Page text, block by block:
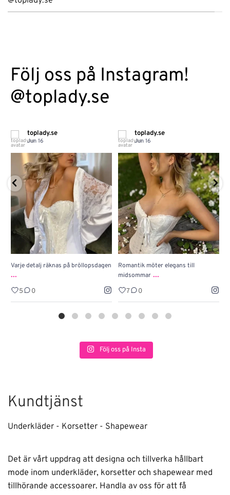
Följ oss på Instagram!
@toplady.se
toplady.se
Jun 16
Varje detalj räknas på bröllopsdagen
...
5 0
toplady.se
Jun 16
Romantik möter elegans till
midsommar ...
7 0
Följ oss på Insta
Kundtjänst
Underkläder - Korsetter - Shapewear
Det är vårt uppdrag att designa och tillverka hållbart
mode inom underkläder, korsetter och shapewear med
tillhörande accessoarer. Handla av oss för att få